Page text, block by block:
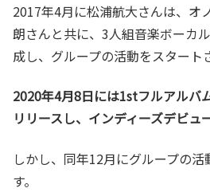
2017年4月に松浦航大さんは、オ
朗さんと共に、3人組音楽ボーカ
成し、グループの活動をスタート
2020年4月8日には1stフルアルバ
リリースし、インディーズデビュ
しかし、同年12月にグループの
す。